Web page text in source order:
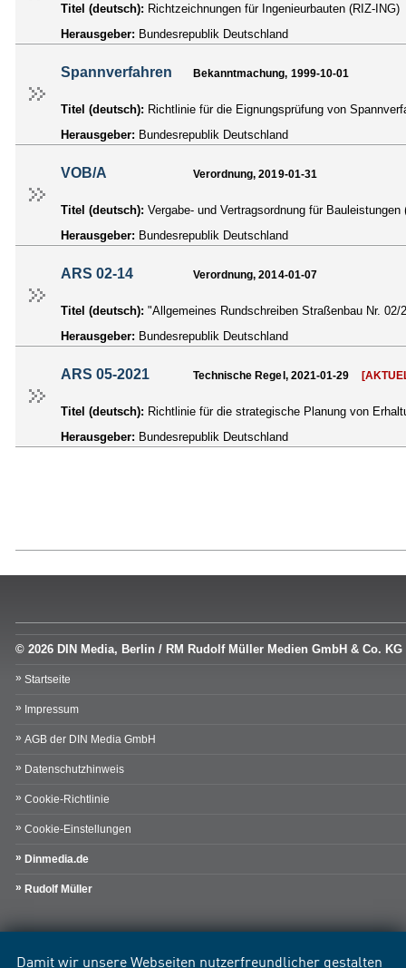
Damit wir unsere Webseiten nutzerfreundlicher gestalten
Titel (deutsch): Richtzeichnungen für Ingenieurbauten (RIZ-ING)
Herausgeber: Bundesrepublik Deutschland
Spannverfahren Bekanntmachung, 1999-10-01
Titel (deutsch): Richtlinie für die Eignungsprüfung von
Herausgeber: Bundesrepublik Deutschland
VOB/A Verordnung, 2019-01-31
Titel (deutsch): Vergabe- und Vertragsordnung für
Herausgeber: Bundesrepublik Deutschland
ARS 02-14 Verordnung, 2014-01-07
Titel (deutsch): "Allgemeines Rundschreiben Straßenbau Nr.
Herausgeber: Bundesrepublik Deutschland
ARS 05-2021 Technische Regel, 2021-01-29
Titel (deutsch): Richtlinie für die strategische Planung von
Herausgeber: Bundesrepublik Deutschland
© 2026 DIN Media, Berlin / RM Rudolf Müller Medien GmbH & Co. KG
Startseite
Impressum
AGB der DIN Media GmbH
Datenschutzhinweis
Cookie-Richtlinie
Cookie-Einstellungen
Dinmedia.de
Rudolf Müller